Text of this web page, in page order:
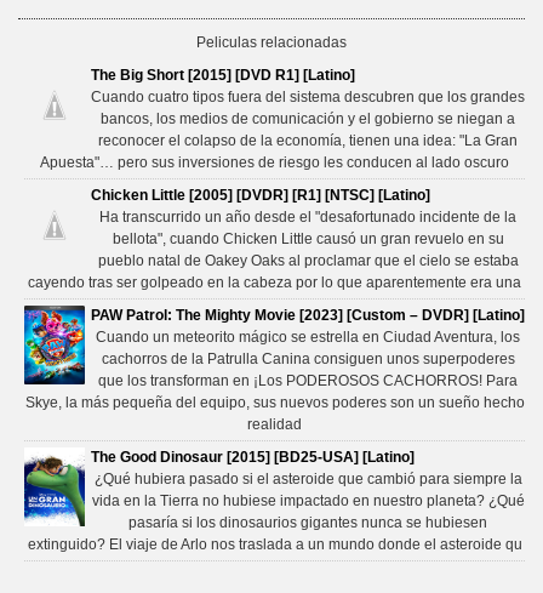
Peliculas relacionadas
The Big Short [2015] [DVD R1] [Latino]
Cuando cuatro tipos fuera del sistema descubren que los grandes
bancos, los medios de comunicación y el gobierno se niegan a
reconocer el colapso de la economía, tienen una idea: "La Gran
Apuesta"… pero sus inversiones de riesgo les conducen al lado oscuro
Chicken Little [2005] [DVDR] [R1] [NTSC] [Latino]
Ha transcurrido un año desde el "desafortunado incidente de la
bellota", cuando Chicken Little causó un gran revuelo en su
pueblo natal de Oakey Oaks al proclamar que el cielo se estaba
cayendo tras ser golpeado en la cabeza por lo que aparentemente era una
PAW Patrol: The Mighty Movie [2023] [Custom – DVDR] [Latino]
Cuando un meteorito mágico se estrella en Ciudad Aventura, los
cachorros de la Patrulla Canina consiguen unos superpoderes
que los transforman en ¡Los PODEROSOS CACHORROS! Para
Skye, la más pequeña del equipo, sus nuevos poderes son un sueño hecho
realidad
The Good Dinosaur [2015] [BD25-USA] [Latino]
¿Qué hubiera pasado si el asteroide que cambió para siempre la
vida en la Tierra no hubiese impactado en nuestro planeta? ¿Qué
pasaría si los dinosaurios gigantes nunca se hubiesen
extinguido? El viaje de Arlo nos traslada a un mundo donde el asteroide qu